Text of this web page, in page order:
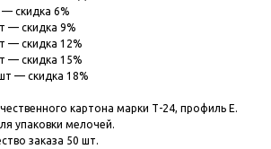
— скидка 6%
— скидка 9%
— скидка 12%
— скидка 15%
— скидка 18%
картона марки Т-24, профиль Е.
упаковки мелочей.
заказа 50 шт.